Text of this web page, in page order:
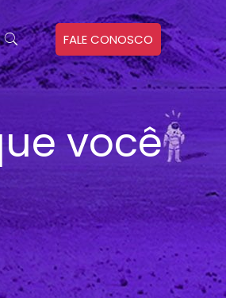
FALE CONOSCO
você